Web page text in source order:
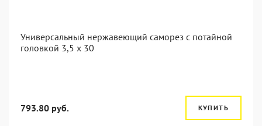
Универсальный нержавеющий саморез с потайной
головкой 3,5 x 30
793.80 руб. КУПИТЬ